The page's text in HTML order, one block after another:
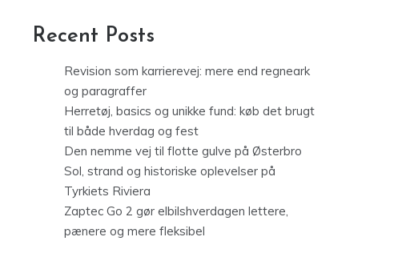
Recent Posts
Revision som karrierevej: mere end regneark
og paragraffer
Herretøj, basics og unikke fund: køb det brugt
til både hverdag og fest
Den nemme vej til flotte gulve på Østerbro
Sol, strand og historiske oplevelser på
Tyrkiets Riviera
Zaptec Go 2 gør elbilshverdagen lettere,
pænere og mere fleksibel